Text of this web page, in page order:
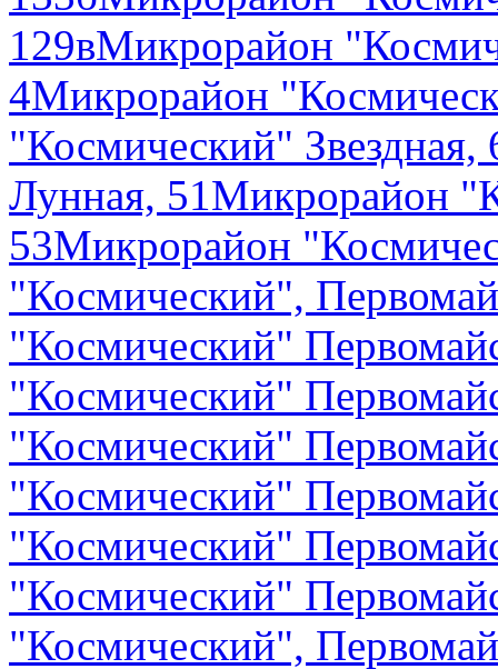
129вМикрорайон
4Микрорайон
"Космический" Звездная,
Лунная, 51Микрорайон
53Микрорайон
"Космический",
"Космический"
"Космический"
"Космический"
"Космический"
"Космический"
"Космический"
"Космический",